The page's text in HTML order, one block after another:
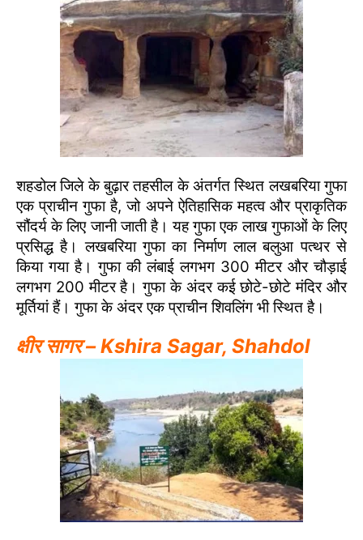
शहडोल जिले के बुढ़ार तहसील के अंतर्गत स्थित लखबरिया गुफा
एक प्राचीन गुफा है, जो अपने ऐतिहासिक महत्व और प्राकृतिक
सौंदर्य के लिए जानी जाती है। यह गुफा एक लाख गुफाओं के लिए
प्रसिद्ध है। लखबरिया गुफा का निर्माण लाल बलुआ पत्थर से
किया गया है। गुफा की लंबाई लगभग 300 मीटर और चौड़ाई
लगभग 200 मीटर है। गुफा के अंदर कई छोटे-छोटे मंदिर और
मूर्तियां हैं। गुफा के अंदर एक प्राचीन शिवलिंग भी स्थित है।
क्षीर सागर – Kshira Sagar, Shahdol